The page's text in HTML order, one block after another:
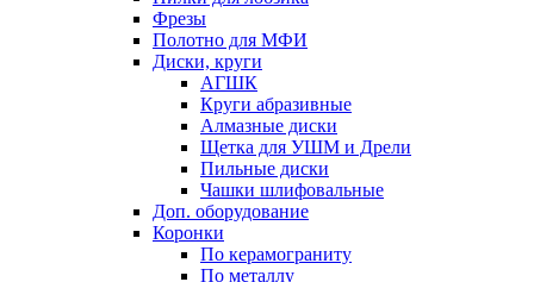
Фрезы
Полотно для МФИ
Диски, круги
АГШК
Круги абразивные
Алмазные диски
Щетка для УШМ и Дрели
Пильные диски
Чашки шлифовальные
Доп. оборудование
Коронки
По керамограниту
По металлу